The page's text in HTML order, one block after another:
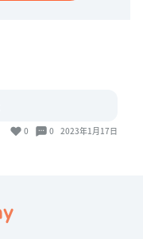
0 0 2023年1月17日